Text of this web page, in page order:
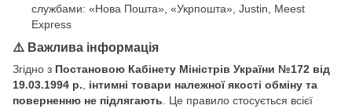
службами: «Нова Пошта», «Укрпошта», Justin, Meest
Express
⚠️ Важлива інформація
Згідно з Постановою Кабінету Міністрів України №172 від
19.03.1994 р.
інтимні товари належної якості обміну та
поверненню не підлягають . Це правило стосується всієї